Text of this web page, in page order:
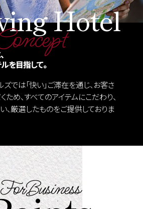
Hotel
を目指して。
ズでは「快い」ご滞在を通じ、お客さ
ため、すべてのアイテムにこだわり、
、厳選したものをご提供しておりま
ForBusiness